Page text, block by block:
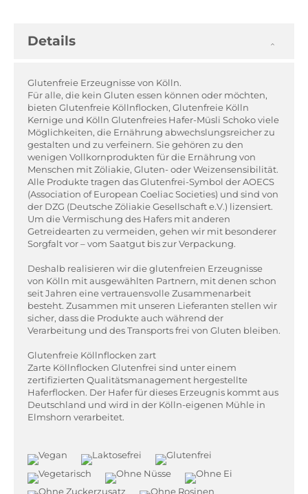
Details
Glutenfreie Erzeugnisse von Kölln.
Für alle, die kein Gluten essen können oder möchten,
bieten Glutenfreie Köllnflocken, Glutenfreie Kölln
Kernige und Kölln Glutenfreies Hafer-Müsli Schoko viele
Möglichkeiten, die Ernährung abwechslungsreicher zu
gestalten und zu verfeinern. Sie gehören zu den
wenigen Vollkornprodukten für die Ernährung von
Menschen mit Zöliakie, Gluten- oder Weizensensibilität.
Alle Produkte tragen das Glutenfrei-Symbol der AOECS
(Association of European Coeliac Societies) und sind von
der DZG (Deutsche Zöliakie Gesellschaft e.V.) lizensiert.
Um die Vermischung des Hafers mit anderen
Getreidearten zu vermeiden, gehen wir mit besonderer
Sorgfalt vor – vom Saatgut bis zur Verpackung.
Deshalb realisieren wir die glutenfreien Erzeugnisse
von Kölln mit ausgewählten Partnern, mit denen schon
seit Jahren eine vertrauensvolle Zusammenarbeit
besteht. Zusammen mit unseren Lieferanten stellen wir
sicher, dass die Produkte auch während der
Verarbeitung und des Transports frei von Gluten bleiben.
Glutenfreie Köllnflocken zart
Zarte Köllnflocken Glutenfrei sind unter einem
zertifizierten Qualitätsmanagement hergestellte
Haferflocken. Der Hafer für dieses Erzeugnis kommt aus
Deutschland und wird in der Kölln-eigenen Mühle in
Elmshorn verarbeitet.